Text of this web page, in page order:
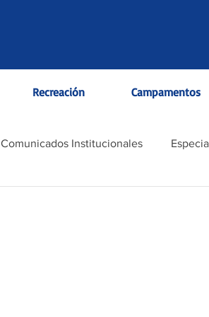
Recreación Campamentos
Comunicados Institucionales